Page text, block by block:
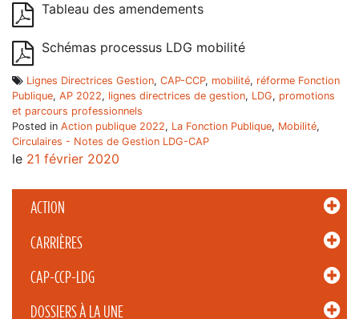
ACTION
CARRIÈRES
CAP-CCP-LDG
DOSSIERS À LA UNE
Tableau des amendements
Schémas processus LDG mobilité
Lignes Directrices Gestion, CAP-CCP, mobilité, réforme Fonction
Publique, AP 2022, lignes directrices de gestion, LDG, promotions
et parcours professionnels
Posted in Action publique 2022, La Fonction Publique, Mobilité,
Circulaires - Notes de Gestion LDG-CAP
le 21 février 2020